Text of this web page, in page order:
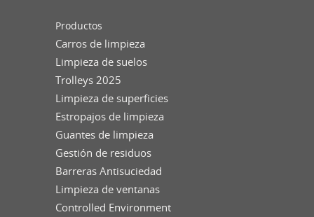
Productos
Carros de limpieza
Limpieza de suelos
Trolleys 2025
Limpieza de superficies
Estropajos de limpieza
Guantes de limpieza
Gestión de residuos
Barreras Antisuciedad
Limpieza de ventanas
Controlled Environment